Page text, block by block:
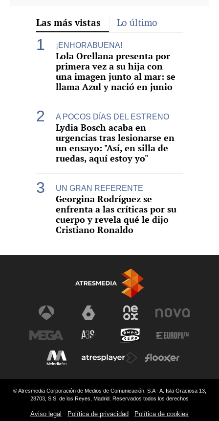
Las más vistas Lo último
¡ENHORABUENA!
Lola Orellana presenta por
primera vez a su hija con
una imagen junto al mar: se
llama Azul y nació en junio
A POCOS DÍAS DEL ESTRENO
Lydia Bosch acaba en
urgencias tras lesionarse en
un ensayo: "Así, en silla de
ruedas, aquí estoy yo"
UN GRAN REFERENTE
Georgina Rodríguez se
enfrenta a las críticas por su
cuerpo y revela qué le dijo
Cristiano Ronaldo
© Atresmedia Corporación de Medios de Comunicación, S.A - A. Isla Graciosa 13,
28703, S.S. de los Reyes, Madrid. Reservados todos los derechos
Aviso legal Política de privacidad Política de cookies